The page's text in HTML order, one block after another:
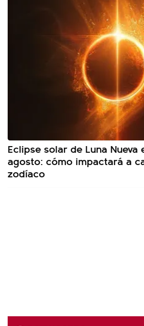
Eclipse solar de Luna Nueva
agosto: cómo impactará a
zodíaco